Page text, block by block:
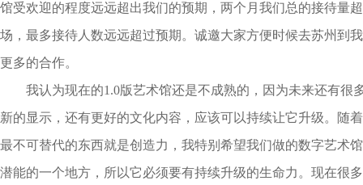
馆受欢迎的程度远远超出我们的预期，两个月我们总的接待量
场，最多接待人数远远超过预期。诚邀大家方便时候去苏州到
更多的合作。
我认为现在的1.0版艺术馆还是不成熟的，因为未来还有很
新的显示，还有更好的文化内容，应该可以持续让它升级。随
最不可替代的东西就是创造力，我特别希望我们做的数字艺术
潜能的一个地方，所以它必须要有持续升级的生命力。现在很